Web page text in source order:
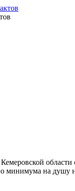
области
на душу